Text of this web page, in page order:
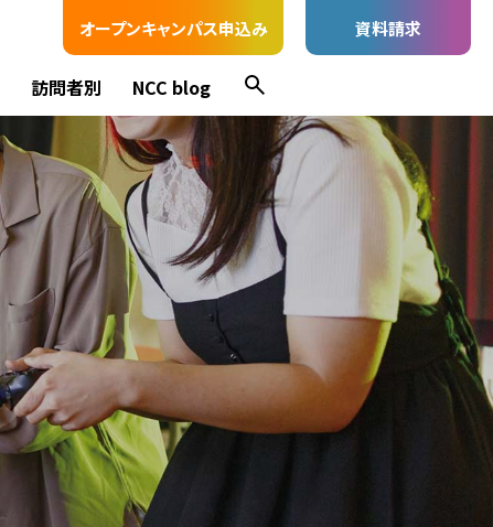
オープンキャンパス申込み 資料請求
訪問者別 NCC blog